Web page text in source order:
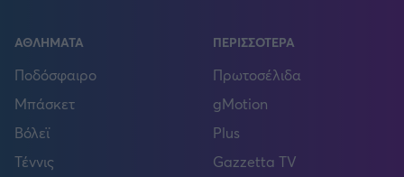
ΑΘΛΗΜΑΤΑ
Ποδόσφαιρο
Μπάσκετ
Βόλεϊ
Τέννις
ΠΕΡΙΣΣΟΤΕΡΑ
Πρωτοσέλιδα
gMotion
Plus
Gazzetta TV